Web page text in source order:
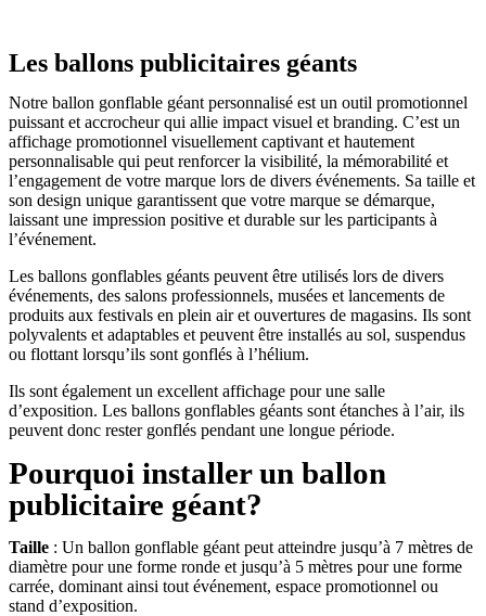
Les ballons publicitaires géants
Notre ballon gonflable géant personnalisé est un outil promotionnel
puissant et accrocheur qui allie impact visuel et branding. C’est un
affichage promotionnel visuellement captivant et hautement
personnalisable qui peut renforcer la visibilité, la mémorabilité et
l’engagement de votre marque lors de divers événements. Sa taille et
son design unique garantissent que votre marque se démarque,
laissant une impression positive et durable sur les participants à
l’événement.
Les ballons gonflables géants peuvent être utilisés lors de divers
événements, des salons professionnels, musées et lancements de
produits aux festivals en plein air et ouvertures de magasins. Ils sont
polyvalents et adaptables et peuvent être installés au sol, suspendus
ou flottant lorsqu’ils sont gonflés à l’hélium.
Ils sont également un excellent affichage pour une salle
d’exposition. Les ballons gonflables géants sont étanches à l’air, ils
peuvent donc rester gonflés pendant une longue période.
Pourquoi installer un ballon
publicitaire géant?
Taille : Un ballon gonflable géant peut atteindre jusqu’à 7 mètres de
diamètre pour une forme ronde et jusqu’à 5 mètres pour une forme
carrée, dominant ainsi tout événement, espace promotionnel ou
stand d’exposition.